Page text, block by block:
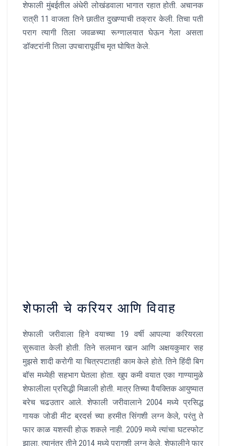
शेफाली मुंबईतील अंधेरी लोखंडवाला भागात रहात होती. अचानक
रात्री 11 वाजता तिने छातीत दुखण्याची तक्रार केली. तिचा पती
पराग त्यागी तिला जवळच्या रूग्णालयात घेऊन गेला असता
डॉक्टरांनी तिला उपचारापूर्वीच मृत घोषित केले.
शेफाली चे करियर आणि विवाह
शेफाली जरीवाला हिने वयाच्या 19 वर्षी आपल्या करियरला
सुरूवात केली होती. तिने सलमान खान आणि अक्षयकुमार सह
मुझसे शादी करोगी या चित्रपटातही काम केले होते. तिने हिंदी बिग
बॉस मध्येही सहभाग घेतला होता. खुप कमी वयात एका गाण्यामुळे
शेफालीला प्रसिद्धी मिळाली होती. मात्र तिच्या वैयक्तिक आयुष्यात
बरेच चढउतार आले. शेफाली जरीवालाने 2004 मध्ये प्रसिद्ध
गायक जोडी मीट ब्रदर्स च्या हरमीत सिंगशी लग्न केले, परंतु ते
फार काळ यशस्वी होऊ शकले नाही. 2009 मध्ये त्यांचा घटस्फोट
झाला. त्यानंतर तीने 2014 मध्ये परागशी लग्न केले. शेफालीने फार